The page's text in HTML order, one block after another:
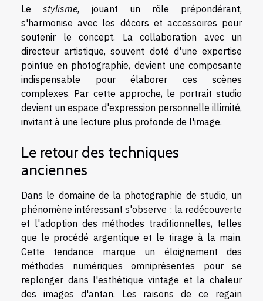
Le stylisme, jouant un rôle prépondérant,
s'harmonise avec les décors et accessoires pour
soutenir le concept. La collaboration avec un
directeur artistique, souvent doté d'une expertise
pointue en photographie, devient une composante
indispensable pour élaborer ces scènes
complexes. Par cette approche, le portrait studio
devient un espace d'expression personnelle illimité,
invitant à une lecture plus profonde de l'image.
Le retour des techniques
anciennes
Dans le domaine de la photographie de studio, un
phénomène intéressant s'observe : la redécouverte
et l'adoption des méthodes traditionnelles, telles
que le procédé argentique et le tirage à la main.
Cette tendance marque un éloignement des
méthodes numériques omniprésentes pour se
replonger dans l'esthétique vintage et la chaleur
des images d'antan. Les raisons de ce regain